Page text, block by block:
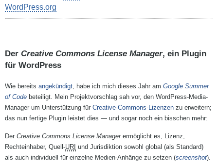
WordPress.org
Der Creative Commons License Manager, ein Plugin
für WordPress
Wie bereits angekündigt, habe ich mich dieses Jahr am Google Summer
of Code beteiligt. Mein Projektvorschlag sah vor, den WordPress-Media-
Manager um Unterstützung für Creative-Commons-Lizenzen zu erweitern;
das nun fertige Plugin leistet dies — und sogar noch ein bisschen mehr:
Der Creative Commons License Managerermöglicht es, Lizenz,
Rechteinhaber, Quell-URI und Jurisdiktion sowohl global (als Standard)
als auch individuell für einzelne Medien-Anhänge zu setzen (screenshot).